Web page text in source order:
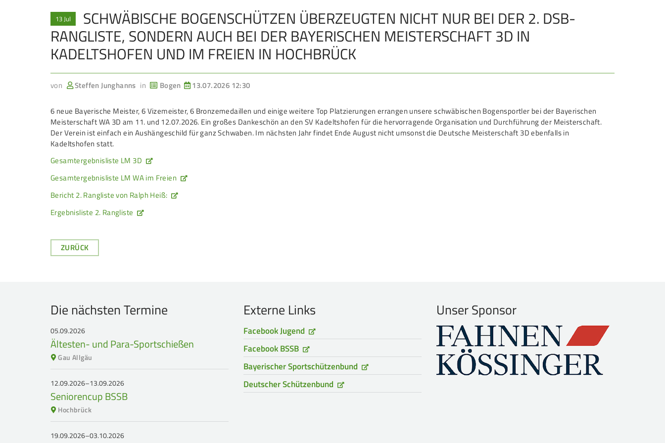
13 Jul SCHWÄBISCHE BOGENSCHÜTZEN ÜBERZEUGTEN NICHT NUR BEI DER 2. DSB-
RANGLISTE, SONDERN AUCH BEI DER BAYERISCHEN MEISTERSCHAFT 3D IN
KADELTSHOFEN UND IM FREIEN IN HOCHBRÜCK
von Steffen Junghanns in Bogen 13.07.2026 12:30
6 neue Bayerische Meister, 6 Vizemeister, 6 Bronzemedaillen und einige weitere Top Platzierungen errangen unsere schwäbischen Bogensportler bei der Bayerischen
Meisterschaft WA 3D am 11. und 12.07.2026. Ein großes Dankeschön an den SV Kadeltshofen für die hervorragende Organisation und Durchführung der Meisterschaft.
Der Verein ist einfach ein Aushängeschild für ganz Schwaben. Im nächsten Jahr findet Ende August nicht umsonst die Deutsche Meisterschaft 3D ebenfalls in
Kadeltshofen statt.
Gesamtergebnisliste LM 3D
Gesamtergebnisliste LM WA im Freien
Bericht 2. Rangliste von Ralph Heiß:
Ergebnisliste 2. Rangliste
ZURÜCK
Die nächsten Termine
05.09.2026
Ältesten- und Para-Sportschießen
Gau Allgäu
12.09.2026–13.09.2026
Seniorencup BSSB
Hochbrück
19.09.2026–03.10.2026
Externe Links
Facebook Jugend
Facebook BSSB
Bayerischer Sportschützenbund
Deutscher Schützenbund
Unser Sponsor
JUGEND
Schützen Jugend
Bezirkspokal
Sommerbiathlon
Lichtgewehre
DAMEN
Damen im Schützensport
Bezirkspokal
Frauen Ü40
BREITENSPORT
Schützenkönige
Para-Schießsport
Navigation
überspringen
Datenschutz Impressum Formulare Kontakt